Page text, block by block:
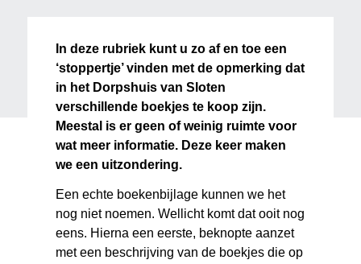
In deze rubriek kunt u zo af en toe een
‘stoppertje’ vinden met de opmerking dat
in het Dorpshuis van Sloten
verschillende boekjes te koop zijn.
Meestal is er geen of weinig ruimte voor
wat meer informatie. Deze keer maken
we een uitzondering.
Een echte boekenbijlage kunnen we het
nog niet noemen. Wellicht komt dat ooit nog
eens. Hierna een eerste, beknopte aanzet
met een beschrijving van de boekjes die op